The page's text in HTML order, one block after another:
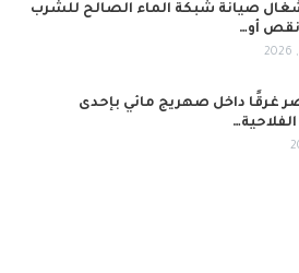
صيانة شبكة الماء الصالح للشرب
نقص أو…
غرقًا داخل صهريج مائي بإحدى